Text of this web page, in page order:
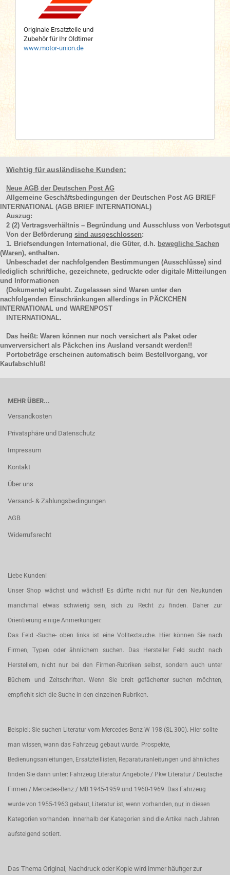
Originale Ersatzteile und
Zubehör für Ihr Oldtimer
www.motor-union.de
Wichtig für ausländische Kunden:
Neue AGB der Deutschen Post AG
Allgemeine Geschäftsbedingungen der Deutschen Post AG BRIEF
INTERNATIONAL (AGB BRIEF INTERNATIONAL)
Auszug:
2 (2) Vertragsverhältnis – Begründung und Ausschluss von Verbotsgut
Von der Beförderung sind ausgeschlossen:
1. Briefsendungen International, die Güter, d.h. bewegliche Sachen
(Waren), enthalten.
Unbeschadet der nachfolgenden Bestimmungen (Ausschlüsse) sind
lediglich schriftliche, gezeichnete, gedruckte oder digitale Mitteilungen
und Informationen
(Dokumente) erlaubt. Zugelassen sind Waren unter den
nachfolgenden Einschränkungen allerdings in PÄCKCHEN
INTERNATIONAL und WARENPOST
INTERNATIONAL.
Das heißt: Waren können nur noch versichert als Paket oder
unverversichert als Päckchen ins Ausland versandt werden!!
Portobeträge erscheinen automatisch beim Bestellvorgang, vor
Kaufabschluß!
MEHR ÜBER...
Versandkosten
Privatsphäre und Datenschutz
Impressum
Kontakt
Über uns
Versand- & Zahlungsbedingungen
AGB
Widerrufsrecht
Liebe Kunden!
Unser Shop wächst und wächst! Es dürfte nicht nur für den Neukunden
manchmal etwas schwierig sein, sich zu Recht zu finden. Daher zur
Orientierung einige Anmerkungen:
Das Feld -Suche- oben links ist eine Volltextsuche. Hier können Sie nach
Firmen, Typen oder ähnlichem suchen. Das Hersteller Feld sucht nach
Herstellern, nicht nur bei den Firmen-Rubriken selbst, sondern auch unter
Büchern und Zeitschriften. Wenn Sie breit gefächerter suchen möchten,
empfiehlt sich die Suche in den einzelnen Rubriken.
Beispiel: Sie suchen Literatur vom Mercedes-Benz W 198 (SL 300). Hier sollte
man wissen, wann das Fahrzeug gebaut wurde. Prospekte,
Bedienungsanleitungen, Ersatzteillisten, Reparaturanleitungen und ähnliches
finden Sie dann unter: Fahrzeug Literatur Angebote / Pkw Literatur / Deutsche
Firmen / Mercedes-Benz / MB 1945-1959 und 1960-1969. Das Fahrzeug
wurde von 1955-1963 gebaut, Literatur ist, wenn vorhanden, nur in diesen
Kategorien vorhanden. Innerhalb der Kategorien sind die Artikel nach Jahren
aufsteigend sotiert.
Das Thema Original, Nachdruck oder Kopie wird immer häufiger zur